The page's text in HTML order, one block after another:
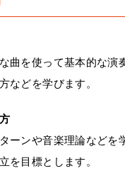
曲を使って基本的な演
などを学びます。
ーンや音楽理論などを
を目標とします。